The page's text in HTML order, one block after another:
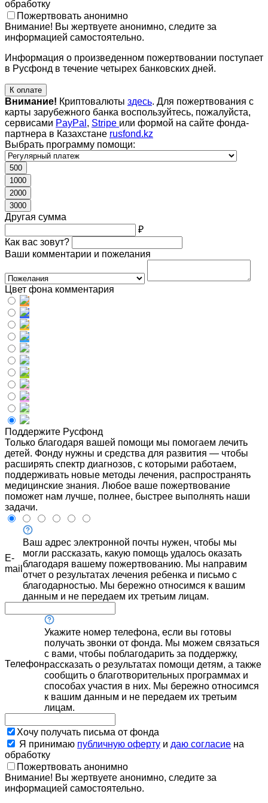
обработку
Пожертвовать анонимно
Внимание! Вы жертвуете анонимно, следите за
информацией самостоятельно.
Информация о произведенном пожертвовании поступает
в Русфонд в течение четырех банковских дней.
К оплате
Внимание! Криптовалюты здесь. Для пожертвования с
карты зарубежного банка воспользуйтесь, пожалуйста,
сервисами PayPal , Stripe или формой на сайте фонда-
партнера в Казахстане rusfond.kz
Выбрать программу помощи:
500
1000
2000
3000
Другая сумма
₽
Как вас зовут?
Ваши комментарии и пожелания
Цвет фона комментария
Поддержите Русфонд
Только благодаря вашей помощи мы помогаем лечить
детей. Фонду нужны и средства для развития — чтобы
расширять спектр диагнозов, с которыми работаем,
поддерживать новые методы лечения, распространять
медицинские знания. Любое ваше пожертвование
поможет нам лучше, полнее, быстрее выполнять наши
задачи.
E-
mail
Ваш адрес электронной почты нужен, чтобы мы
могли рассказать, какую помощь удалось оказать
благодаря вашему пожертвованию. Мы направим
отчет о результатах лечения ребенка и письмо с
благодарностью. Мы бережно относимся к вашим
данным и не передаем их третьим лицам.
Телефон
Укажите номер телефона, если вы готовы
получать звонки от фонда. Мы можем связаться
с вами, чтобы поблагодарить за поддержку,
рассказать о результатах помощи детям, а также
сообщить о благотворительных программах и
способах участия в них. Мы бережно относимся
к вашим данным и не передаем их третьим
лицам.
Хочу получать письма от фонда
Я принимаю публичную оферту и даю согласие на
обработку
Пожертвовать анонимно
Внимание! Вы жертвуете анонимно, следите за
информацией самостоятельно.